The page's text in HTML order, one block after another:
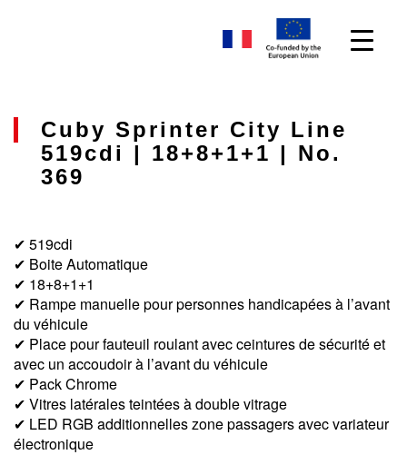
Cuby Sprinter City Line
519cdi | 18+8+1+1 | No.
369
✔ 519cdi
✔ Boite Automatique
✔ 18+8+1+1
✔ Rampe manuelle pour personnes handicapées à l’avant
du véhicule
✔ Place pour fauteuil roulant avec ceintures de sécurité et
avec un accoudoir à l’avant du véhicule
✔ Pack Chrome
✔ Vitres latérales teintées à double vitrage
✔ LED RGB additionnelles zone passagers avec variateur
électronique